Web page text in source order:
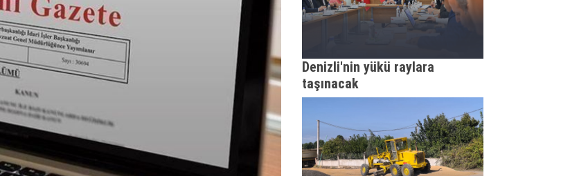
Denizli'nin yükü raylara
taşınacak